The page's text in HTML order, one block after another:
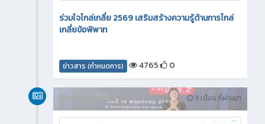
ร่วมใจไกล่เกลี่ย 2569 เสริมสร้างความรู้ด้านการไกล่
เกลี่ยข้อพิพาท
ข่าวสาร (กำหนดการ) 4765 0
3 เดือน ที่ผ่านมา
กิจกรรมภายใน